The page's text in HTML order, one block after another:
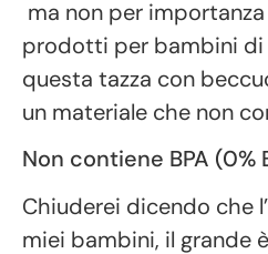
ma non per
prodotti per bambini di
questa tazza con
un materiale che non
Non contiene BPA (0%
Chiuderei dicendo che
miei bambini, il grande